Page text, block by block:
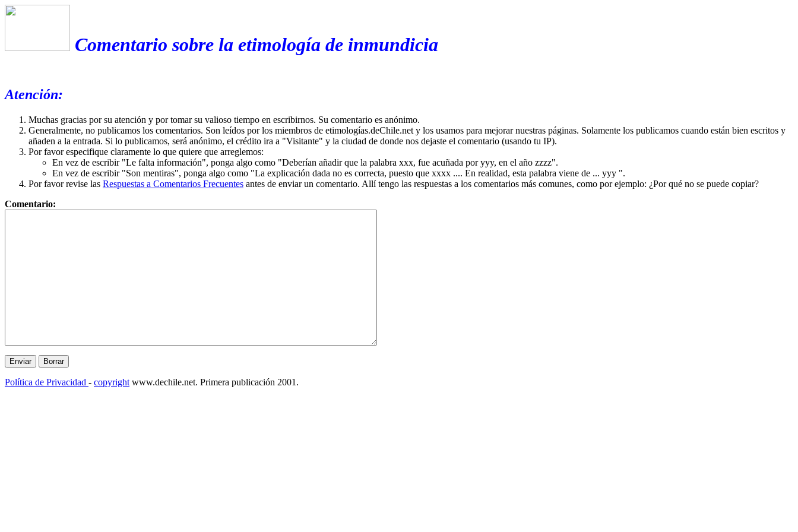
Comentario sobre la etimología de inmundicia
Atención:
Muchas gracias por su atención y por tomar su valioso tiempo en escribirnos. Su comentario es anónimo.
Generalmente, no publicamos los comentarios. Son leídos por los miembros de etimologías.deChile.net y los usamos para mejorar nuestras páginas. Solamente los publicamos cuando están bien escritos y
añaden a la entrada. Si lo publicamos, será anónimo, el crédito ira a "Visitante" y la ciudad de donde nos dejaste el comentario (usando tu IP).
Por favor especifique claramente lo que quiere que arreglemos:
En vez de escribir "Le falta información", ponga algo como "Deberían añadir que la palabra xxx, fue acuñada por yyy, en el año zzzz".
En vez de escribir "Son mentiras", ponga algo como "La explicación dada no es correcta, puesto que xxxx .... En realidad, esta palabra viene de ... yyy ".
Por favor revise las Respuestas a Comentarios Frecuentes antes de enviar un comentario. Allí tengo las respuestas a los comentarios más comunes, como por ejemplo: ¿Por qué no se puede copiar?
Comentario:
Política de Privacidad - copyright www.dechile.net. Primera publicación 2001.